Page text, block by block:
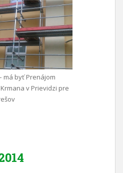
má byť Prenájom
v Prievidzi pre